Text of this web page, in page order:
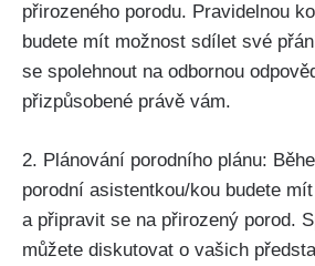
přirozeného porodu. Pravidelnou
budete mít možnost ‌sdílet své
se ⁣spolehnout na⁢ odbornou
přizpůsobené⁤ právě vám.
2. Plánování porodního plánu:
porodní asistentkou/kou budete
a připravit se na ‍přirozený porod.​
můžete⁣ diskutovat o vašich